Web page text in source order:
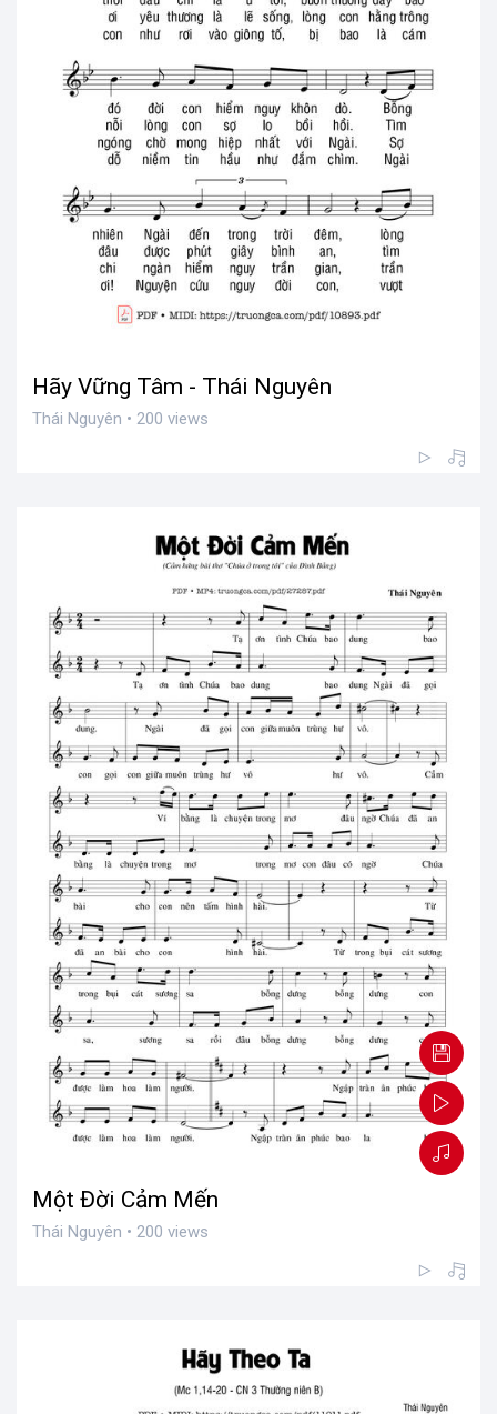
Hãy Vững Tâm - Thái Nguyên
Thái Nguyên • 200 views
Một Đời Cảm Mến
Thái Nguyên • 200 views